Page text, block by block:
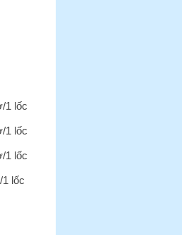
1 lốc
1 lốc
1 lốc
1 lốc